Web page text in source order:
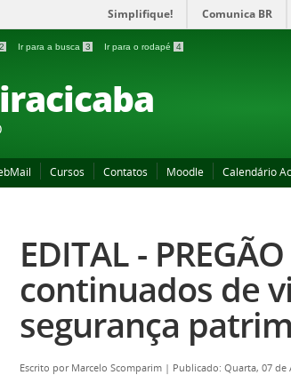
Simplifique! Comunica BR
2 Ir para a busca 3 Ir para o rodapé 4
Cursos Contatos Moodle Calendário
EDITAL -
continuados de
segurança
Escrito por Marcelo Scomparim | Publicado: Quarta, 07 de